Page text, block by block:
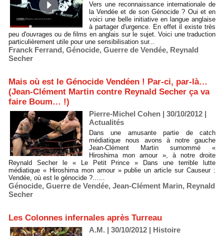
Vers une reconnaissance internationale de
la Vendée et de son Génocide ? Oui et en
voici une belle initiative en langue anglaise
à partager d'urgence. En effet il existe très
peu d'ouvrages ou de films en anglais sur le sujet. Voici une traduction
particulièrement utile pour une sensibilisation sur...
Franck Ferrand, Génocide, Guerre de Vendée, Reynald
Secher
Mais où est le Génocide Vendéen ! Par-ci, par-là…
(Jean-Clément Martin contre Reynald Secher ça va
faire Boum… !)
Pierre-Michel Cohen | 30/10/2012 |
Actualités
Dans une amusante partie de catch
médiatique nous avons à notre gauche
Jean-Clément Martin surnommé «
Hiroshima mon amour », à notre droite
Reynald Secher le « Le Petit Prince » Dans une terrible lutte
médiatique « Hiroshima mon amour » publie un article sur Causeur :
Vendée, où est le génocide ?…...
Génocide, Guerre de Vendée, Jean-Clément Marin, Reynald
Secher
Les Colonnes infernales après Turreau
A.M. | 30/10/2012 | Histoire